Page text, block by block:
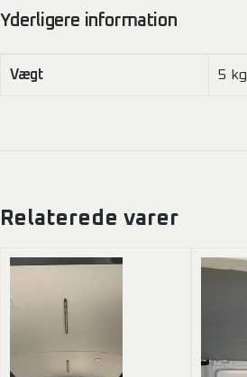
Yderligere information
Vægt 5 kg
Relaterede varer